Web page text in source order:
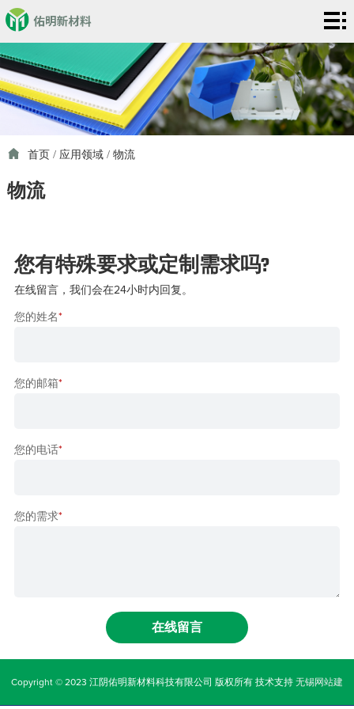
首
页
产
品
心
应
领
域
术
服
新
闻
关
首页 / 应用领域/ 物流
物流
您有特殊要求或定制需求吗?
在线留言，我们会在24小时内回复。
您的姓名*
您的邮箱*
您的电话*
您的需求*
Copyright © 2023 江阴佑明新材料科技有限公司 版权所有技术支持 无锡网站建